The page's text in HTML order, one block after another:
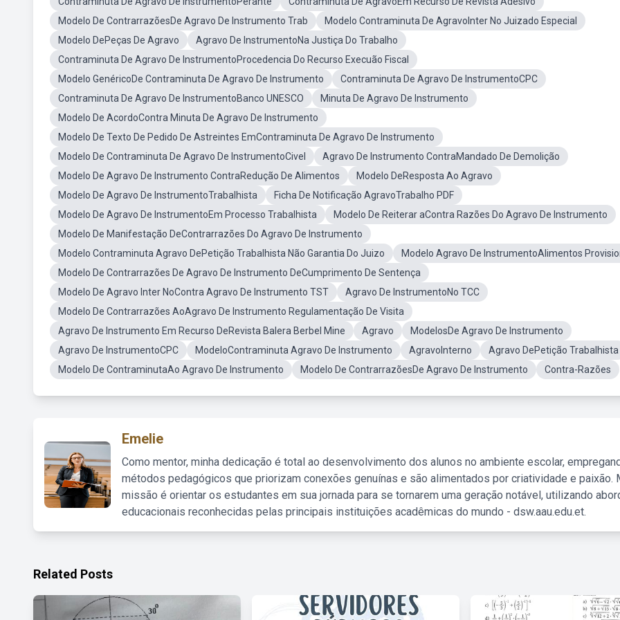
Modelo De ContrarrazõesDe Agravo De Instrumento Trab
Modelo Contraminuta De AgravoInter No Juizado Especial
Modelo DePeças De Agravo
Agravo De InstrumentoNa Justiça Do Trabalho
Contraminuta De Agravo De InstrumentoProcedencia Do Recurso Execuão Fiscal
Modelo GenéricoDe Contraminuta De Agravo De Instrumento
Contraminuta De Agravo De InstrumentoCPC
Contraminuta De Agravo De InstrumentoBanco UNESCO
Minuta De Agravo De Instrumento
Modelo De AcordoContra Minuta De Agravo De Instrumento
Modelo De Texto De Pedido De Astreintes EmContraminuta De Agravo De Instrumento
Modelo De Contraminuta De Agravo De InstrumentoCivel
Agravo De Instrumento ContraMandado De Demolição
Modelo De Agravo De Instrumento ContraRedução De Alimentos
Modelo DeResposta Ao Agravo
Modelo De Agravo De InstrumentoTrabalhista
Ficha De Notificação AgravoTrabalho PDF
Modelo De Agravo De InstrumentoEm Processo Trabalhista
Modelo De Reiterar aContra Razões Do Agravo De Instrumento
Modelo De Manifestação DeContrarrazões Do Agravo De Instrumento
Modelo Contraminuta Agravo DePetição Trabalhista Não Garantia Do Juizo
Modelo Agravo De InstrumentoAlimentos
Modelo De Contrarrazões De Agravo De Instrumento DeCumprimento De Sentença
Modelo De Agravo Inter NoContra Agravo De Instrumento TST
Agravo De InstrumentoNo TCC
Modelo De Contrarrazões AoAgravo De Instrumento Regulamentação De Visita
Agravo De Instrumento Em Recurso DeRevista Balera Berbel Mine
Agravo
ModelosDe Agravo De Instrumento
Agravo De InstrumentoCPC
ModeloContraminuta Agravo De Instrumento AgravoInterno
Agravo DePetição Trabalhista
Modelo De ContraminutaAo Agravo De Instrumento
Modelo De ContrarrazõesDe Agravo De Instrumento Contra-Razões
Emelie
Como mentor, minha dedicação é total ao desenvolvimento dos alunos no ambiente escolar,
métodos pedagógicos que priorizam conexões genuínas e são alimentados por criatividade e paixão.
missão é orientar os estudantes em sua jornada para se tornarem uma geração notável, utilizando
educacionais reconhecidas pelas principais instituições acadêmicas do mundo - dsw.aau.edu.et.
Related Posts